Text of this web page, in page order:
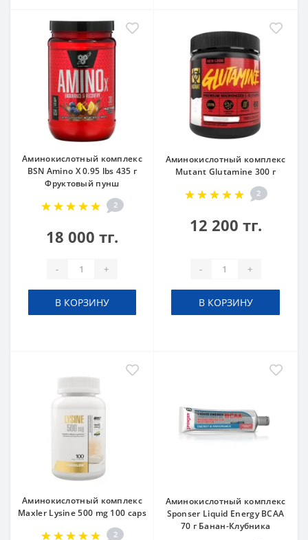
Аминокислотный комплекс
BSN Amino X 0.95 lbs 435 г
Фруктовый пунш
2
18 000 тг.
- +
В КОРЗИНУ
Аминокислотный комплекс
Mutant Glutamine 300 г
2
12 200 тг.
- +
В КОРЗИНУ
Аминокислотный комплекс
Maxler Lysine 500 mg 100 caps
2
Аминокислотный комплекс
Sponser Liquid Energy BCAA
70 г Банан-Клубника